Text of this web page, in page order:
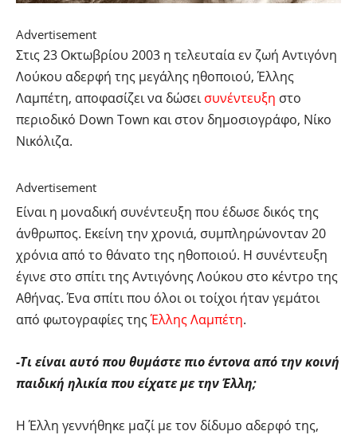
Advertisement
Στις 23 Οκτωβρίου 2003 η τελευταία εν ζωή Αντιγόνη
Λούκου αδερφή της μεγάλης ηθοποιού, Έλλης
Λαμπέτη, αποφασίζει να δώσεισυνέντευξη στο
περιοδικό Down Town και στον δημοσιογράφο, Νίκο
Νικόλιζα.
Advertisement
Είναι η μοναδική συνέντευξη που έδωσε δικός της
άνθρωπος. Εκείνη την χρονιά, συμπληρώνονταν 20
χρόνια από το θάνατο της ηθοποιού. Η συνέντευξη
έγινε στο σπίτι της Αντιγόνης Λούκου στο κέντρο της
Αθήνας. Ένα σπίτι που όλοι οι τοίχοι ήταν γεμάτοι
από φωτογραφίες τηςΈλλης Λαμπέτη.
-Τι είναι αυτό που θυμάστε πιο έντονα από την κοινή
παιδική ηλικία που είχατε με την Έλλη;
Η Έλλη γεννήθηκε μαζί με τον δίδυμο αδερφό της,